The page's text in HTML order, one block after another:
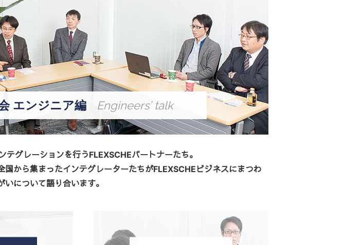
エンジニア編 Engineers’ talk
テグレーションを行うFLEXSCHEパートナーたち。
国から集まったインテグレーターたちがFLEXSCHEビジネスにまつわ
について語り合います。